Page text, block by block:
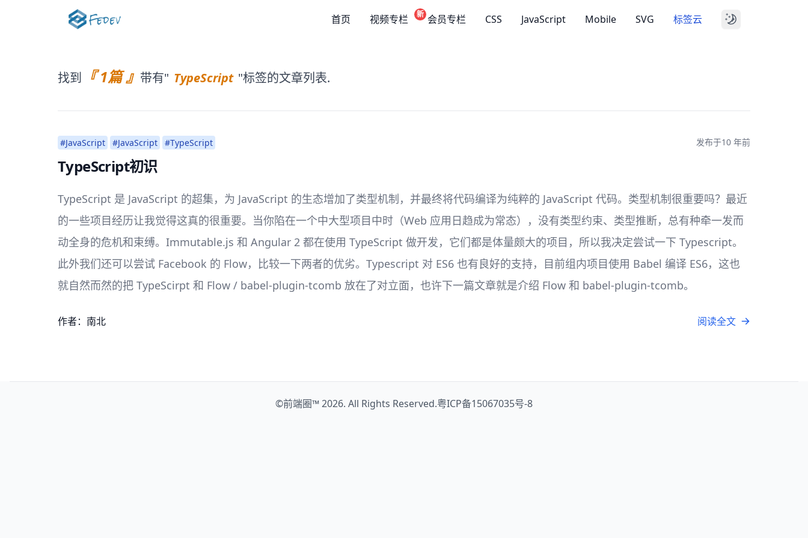
首页 视频专栏 新 会员专栏 CSS JavaScript Mobile SVG 标签云
找到 『 1篇 』 带有" TypeScript "标签的文章列表.
#JavaScript #JavaScript #TypeScript 发布于10 年前
TypeScript初识
TypeScript 是 JavaScript 的超集，为 JavaScript 的生态增加了类型机制，并最终将代码编译为纯粹的 JavaScript 代码。类型机制很重要吗？最近
的一些项目经历让我觉得这真的很重要。当你陷在一个中大型项目中时（Web 应用日趋成为常态），没有类型约束、类型推断，总有种牵一发而
动全身的危机和束缚。Immutable.js 和 Angular 2 都在使用 TypeScript 做开发，它们都是体量颇大的项目，所以我决定尝试一下 Typescript。
此外我们还可以尝试 Facebook 的 Flow，比较一下两者的优劣。Typescript 对 ES6 也有良好的支持，目前组内项目使用 Babel 编译 ES6，这也
就自然而然的把 TypeScirpt 和 Flow / babel-plugin-tcomb 放在了对立面，也许下一篇文章就是介绍 Flow 和 babel-plugin-tcomb。
作者：南北 阅读全文
©前端圈™2026. All Rights Reserved.粤ICP备15067035号-8